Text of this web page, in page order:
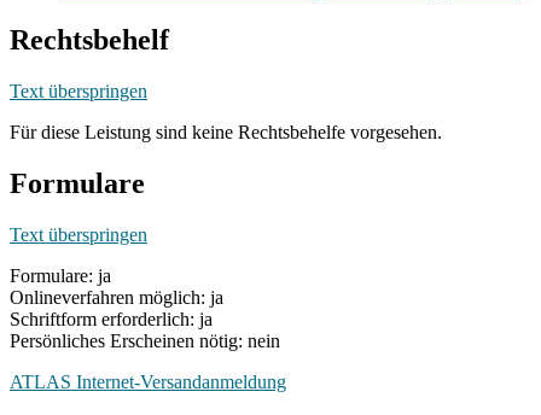
Rechtsbehelf
Text überspringen
Für diese Leistung sind keine Rechtsbehelfe vorgesehen.
Formulare
Text überspringen
Formulare: ja
Onlineverfahren möglich: ja
Schriftform erforderlich: ja
Persönliches Erscheinen nötig: nein
ATLAS Internet-Versandanmeldung